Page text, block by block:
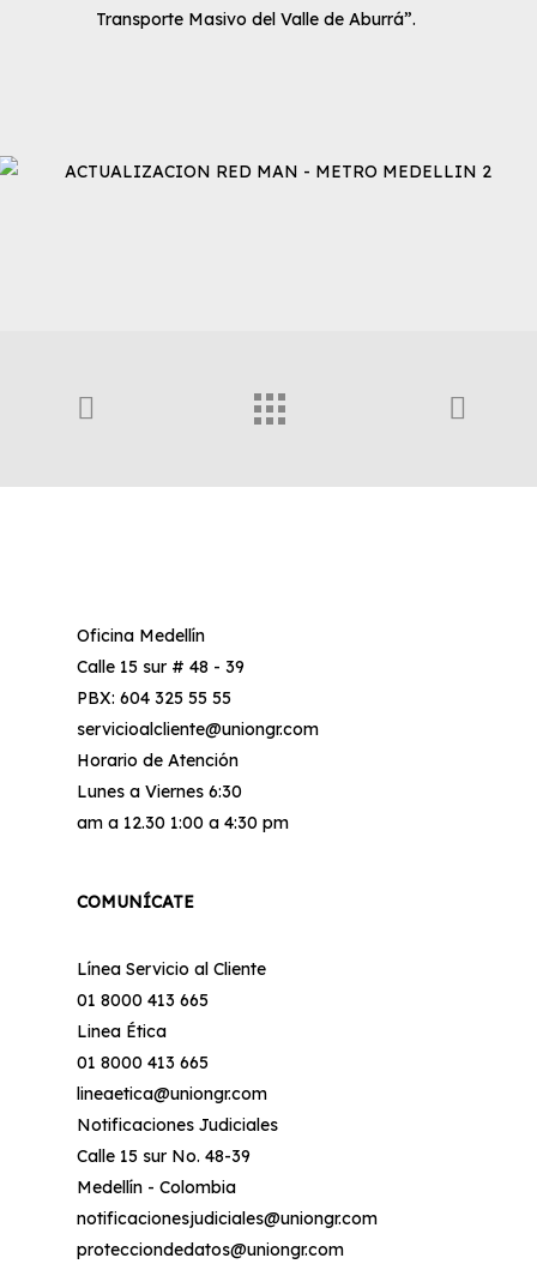
Transporte Masivo del Valle de Aburrá”.
Oficina Medellín
Calle 15 sur # 48 - 39
PBX: 604 325 55 55
servicioalcliente@uniongr.com
Horario de Atención
Lunes a Viernes 6:30
am a 12.30 1:00 a 4:30 pm
COMUNÍCATE
Línea Servicio al Cliente
01 8000 413 665
Linea Ética
01 8000 413 665
lineaetica@uniongr.com
Notificaciones Judiciales
Calle 15 sur No. 48-39
Medellín - Colombia
notificacionesjudiciales@uniongr.com
protecciondedatos@uniongr.com